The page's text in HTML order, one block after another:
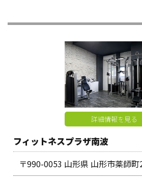
詳細情報を見る
フィットネスプラザ南波
〒990-0053 山形県 山形市薬師